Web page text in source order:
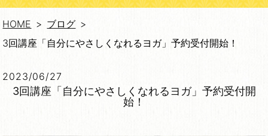
HOME
ブログ
3回講座「自分にやさしくなれるヨガ」予約受付開始！
2023/06/27
3回講座「自分にやさしくなれるヨガ」予約受付開
始！